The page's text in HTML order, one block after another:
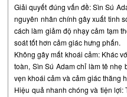
Giải quyết đúng vấn đề: Sìn Sú
nguyên nhân chính gây xuất tinh
cách làm giảm độ nhạy cảm tạm
soát tốt hơn cảm giác hưng phấn.
Không gây mất khoái cảm: Khác
toàn, Sìn Sú Adam chỉ làm tê nhẹ
vẹn khoái cảm và cảm giác thăng
Hiệu quả nhanh chóng và tiện lợi: